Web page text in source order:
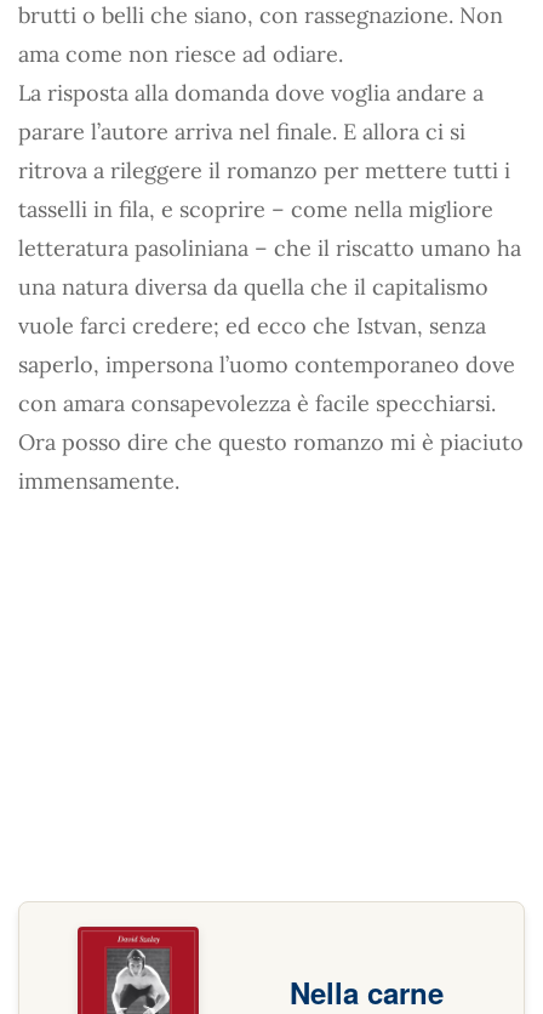
brutti o belli che siano, con rassegnazione. Non
ama come non riesce ad odiare.
La risposta alla domanda dove voglia andare a
parare l’autore arriva nel finale. E allora ci si
ritrova a rileggere il romanzo per mettere tutti i
tasselli in fila, e scoprire – come nella migliore
letteratura pasoliniana – che il riscatto umano ha
una natura diversa da quella che il capitalismo
vuole farci credere; ed ecco che Istvan, senza
saperlo, impersona l’uomo contemporaneo dove
con amara consapevolezza è facile specchiarsi.
Ora posso dire che questo romanzo mi è piaciuto
immensamente.
Nella carne